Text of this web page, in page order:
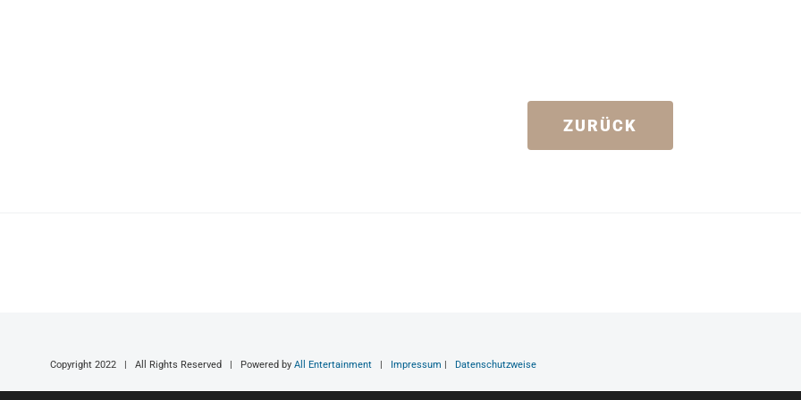
ZURÜCK
Copyright 2022 | All Rights Reserved | Powered by All Entertainment| Impressum | Datenschutzweise